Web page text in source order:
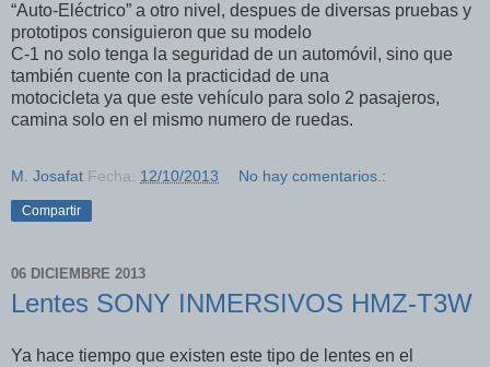
“Auto-Eléctrico” a otro nivel, despues de diversas pruebas y
prototipos consiguieron que su modelo
C-1 no solo tenga la seguridad de un automóvil, sino que
también cuente con la practicidad de una
motocicleta ya que este vehículo para solo 2 pasajeros,
camina solo en el mismo numero de ruedas.
M. Josafat Fecha: 12/10/2013 No hay comentarios.:
Compartir
06 DICIEMBRE 2013
Lentes SONY INMERSIVOS HMZ-T3W
Ya hace tiempo que existen este tipo de lentes en el